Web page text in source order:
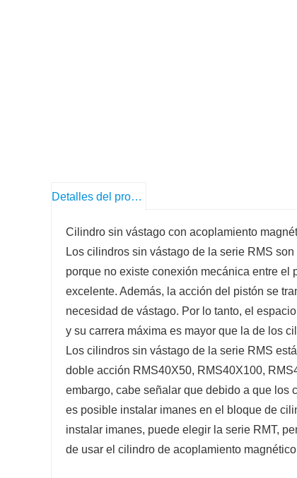
Detalles del producto
Cilindro sin vástago con acoplamiento
Los cilindros sin vástago de la serie RMS
porque no existe conexión mecánica entre el
excelente. Además, la acción del pistón se
necesidad de vástago. Por lo tanto, el
y su carrera máxima es mayor que la de los
Los cilindros sin vástago de la serie RMS
doble acción RMS40X50, RMS40X100,
embargo, cabe señalar que debido a que los
es posible instalar imanes en el bloque de
instalar imanes, puede elegir la serie RMT,
de usar el cilindro de acoplamiento